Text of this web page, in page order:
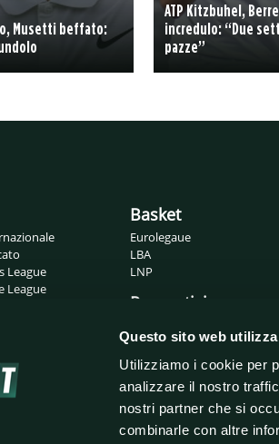
Questo sito web
Utilizziamo i cookie per
analizzare il nostro
nostri partner che si
combinarle con altre
Musetti beffato:
ATP Kitzbuhel,
incredulo: “Due
pazze”
League
League
Basket
Eurolegaue
LBA
LNP
Pronostici
Gossip